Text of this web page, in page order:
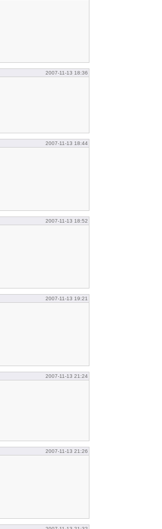
2007-11-13 18:36
2007-11-13 18:44
2007-11-13 18:52
2007-11-13 19:21
2007-11-13 21:24
2007-11-13 21:26